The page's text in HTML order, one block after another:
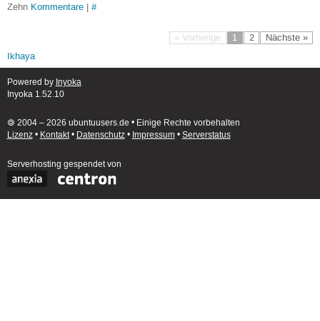
Zehn Kommentare| #
« Vorherige 1 2 Nächste »
Ikhaya
Powered by Inyoka
Inyoka 1.52.10
🄯 2004 – 2026 ubuntuusers.de • Einige Rechte vorbehalten
Lizenz• Kontakt• Datenschutz• Impressum• Serverstatus
Serverhosting gespendet von